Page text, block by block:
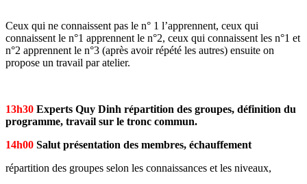
Ceux qui ne connaissent pas le n° 1 l’apprennent, ceux qui
connaissent le n°1 apprennent le n°2, ceux qui connaissent les n°1 et
n°2 apprennent le n°3 (après avoir répété les autres) ensuite on
propose un travail par atelier.
13h30 Experts Quy Dinh répartition des groupes, définition du
programme, travail sur le tronc commun.
14h00 Salut présentation des membres, échauffement
répartition des groupes selon les connaissances et les niveaux,